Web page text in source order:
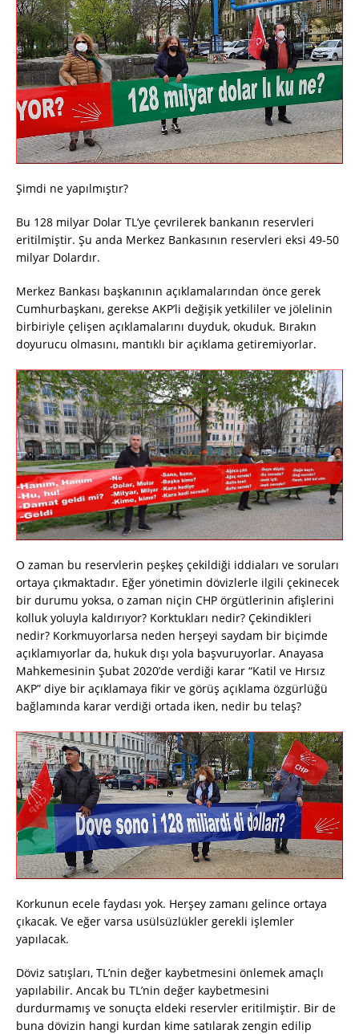
Şimdi ne yapılmıştır?
Bu 128 milyar Dolar TL’ye çevrilerek bankanın reservleri
eritilmiştir. Şu anda Merkez Bankasının reservleri eksi 49-50
milyar Dolardır.
Merkez Bankası başkanının açıklamalarından önce gerek
Cumhurbaşkanı, gerekse AKP’li değişik yetkililer ve jölelinin
birbiriyle çelişen açıklamalarını duyduk, okuduk. Bırakın
doyurucu olmasını, mantıklı bir açıklama getiremiyorlar.
O zaman bu reservlerin peşkeş çekildiği iddiaları ve soruları
ortaya çıkmaktadır. Eğer yönetimin dövizlerle ilgili çekinecek
bir durumu yoksa, o zaman niçin CHP örgütlerinin afişlerini
kolluk yoluyla kaldırıyor? Korktukları nedir? Çekindikleri
nedir? Korkmuyorlarsa neden herşeyi saydam bir biçimde
açıklamıyorlar da, hukuk dışı yola başvuruyorlar. Anayasa
Mahkemesinin Şubat 2020’de verdiği karar “Katil ve Hırsız
AKP” diye bir açıklamaya fikir ve görüş açıklama özgürlüğü
bağlamında karar verdiği ortada iken, nedir bu telaş?
Korkunun ecele faydası yok. Herşey zamanı gelince ortaya
çıkacak. Ve eğer varsa usülsüzlükler gerekli işlemler
yapılacak.
Döviz satışları, TL’nin değer kaybetmesini önlemek amaçlı
yapılabilir. Ancak bu TL’nin değer kaybetmesini
durdurmamış ve sonuçta eldeki reservler eritilmiştir. Bir de
buna dövizin hangi kurdan kime satılarak zengin edilip